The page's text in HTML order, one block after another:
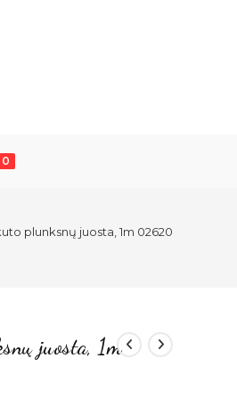
0
plunksnų juosta, 1m 02620
juosta, 1m